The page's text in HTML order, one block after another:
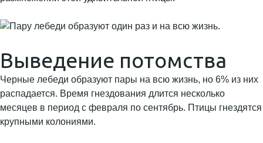
Выведение потомства
Черные лебеди образуют пары на всю жизнь, но 6% из них
распадается. Время гнездования длится несколько
месяцев в период с февраля по сентябрь. Птицы гнездятся
крупными колониями.